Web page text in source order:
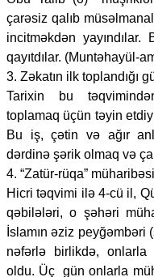
çarəsiz qalıb
incitməkdən
qayıtdılar. (Muntəhayül-
3. Zəkatın ilk toplandığı
Tarixin bu
toplamaq üçün təyin
Bu iş, çətin və ağır
dərdinə şərik olmaq və
4. “Zatür-rüqa” müharibəsi
Hicri təqvimi ilə 4-cü il,
qəbilələri, o şəhəri
İslamın əziz
nəfərlə birlikdə,
oldu. Üç gün onlarla